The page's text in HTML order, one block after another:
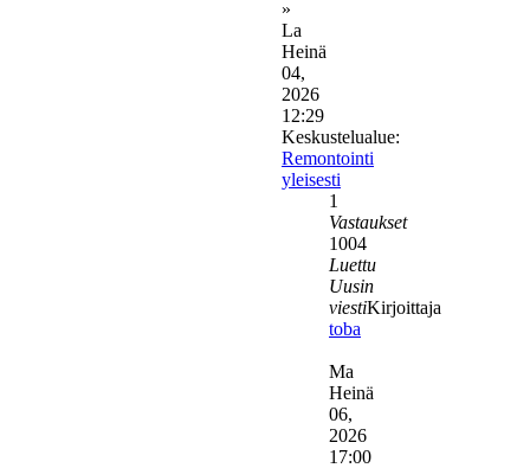
»
La
Heinä
04,
2026
12:29
Keskustelualue:
Remontointi
yleisesti
1
Vastaukset
1004
Luettu
Uusin
viestiKirjoittaja
toba
uusin
viesti
Ma
Heinä
06,
2026
17:00